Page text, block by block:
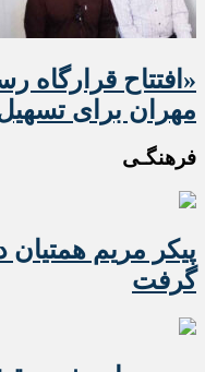
«افتتاح قرارگاه
مهران برای
فرهنگـی
پیکر مریم
گرفت